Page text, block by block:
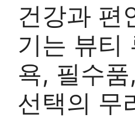
건강과 편
기는 뷰티
욕, 필수
선택의 무